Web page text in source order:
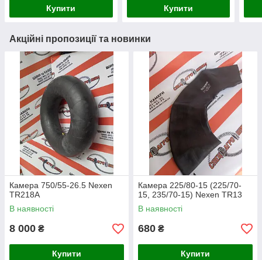
Купити Купити
Акційні пропозиції та новинки
Камера 750/55-26.5 Nexen
TR218A
В наявності
8 000 ₴
Купити
Камера 225/80-15 (225/70-
15, 235/70-15) Nexen TR13
В наявності
680 ₴
Купити